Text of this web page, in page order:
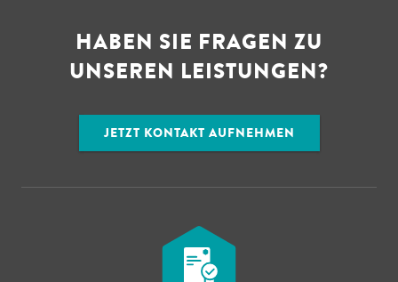
HABEN SIE FRAGEN ZU
UNSEREN LEISTUNGEN?
JETZT KONTAKT AUFNEHMEN